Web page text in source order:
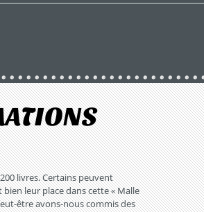
livres. Certains peuvent
leur place dans cette « Malle
être avons-nous commis des